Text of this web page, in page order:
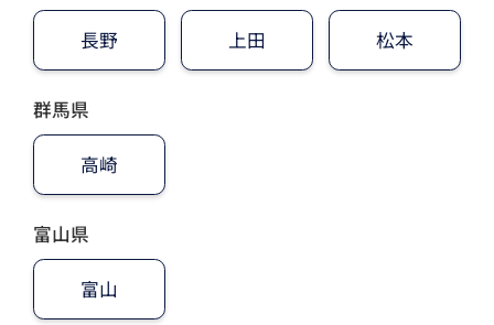
長野 上田 松本
群馬県
高崎
富山県
富山